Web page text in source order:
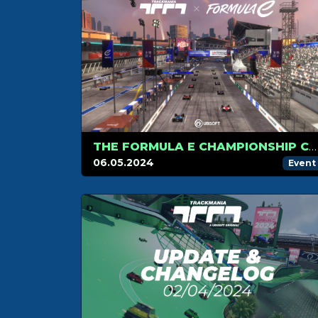
THE FORMULA E CHAMPIONSHIP CONTINUES IN BERLIN!
06.05.2024 Event